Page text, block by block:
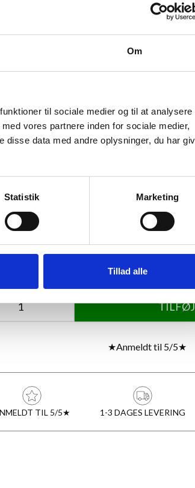
Om
til sociale medier og til at analysere
vores partnere inden for sociale medier,
disse data med andre oplysninger, du har
Statistik Marketing
Tillad alle
TILFØJ
★Anmeldt til 5/5★
TIL 5/5★ 1-3 DAGES LEVERING